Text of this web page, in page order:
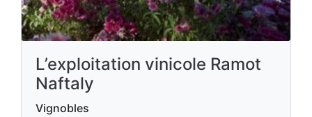
L’exploitation vinicole Ramot
Naftaly
Vignobles